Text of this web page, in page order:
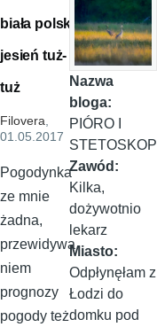
biała polska
jesień tuż-
tuż
Filovera,
01.05.2017
Pogodynka
ze mnie
żadna,
przewidywa
niem
prognozy
pogody też
Nazwa
bloga:
PIÓRO I
STETOSKOP
Zawód:
Kilka,
dożywotnio
lekarz
Miasto:
Odpłynęłam z
Łodzi do
domku pod